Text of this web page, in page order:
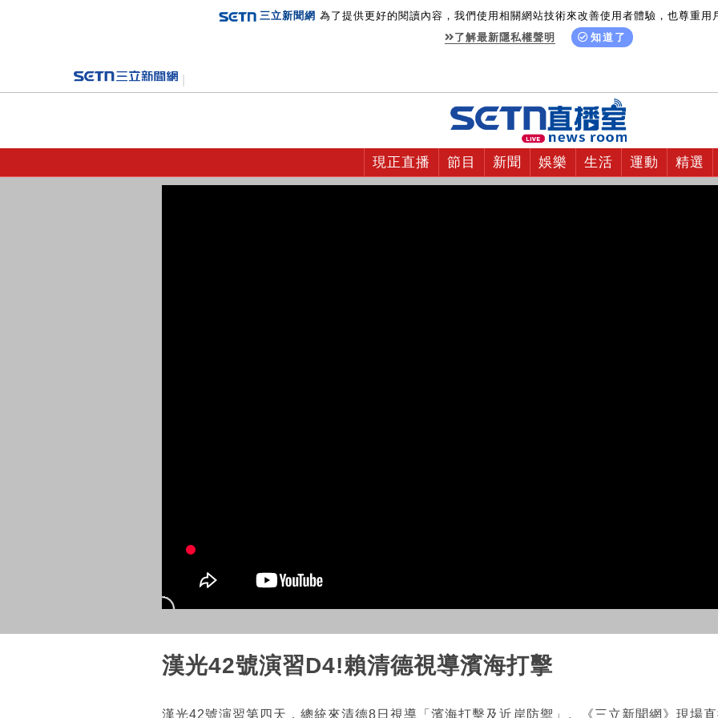
三立新聞網 為了提供更好的閱讀內容，我們使用相關網站技術來改善使用者體驗，也尊重用
了解最新隱私權聲明
知道了
現正直播 節目 新聞 娛樂 生活 運動 精選
漢光42號演習D4!賴清德視導濱海打擊
漢光42號演習第四天，總統來清德8日視導「濱海打擊及近岸防禦」。《三立新聞網》現場